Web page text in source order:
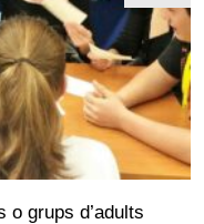
o grups d’adults